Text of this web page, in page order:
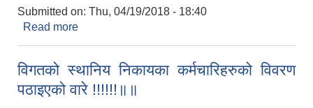
Submitted on: Thu, 04/19/2018 - 18:40
Read more
विगतको स्थानिय निकायका कर्मचारिहरुको विवरण
पठाइएको वारे !!!!!!॥॥